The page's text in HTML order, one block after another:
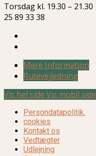
Torsdag kl. 19.30 – 21.30
25 89 33 38
Mere Information
Rutevejledning
Vis hel side Vis mobil side
Persondatapolitik.
cookies
Kontakt os
Vedtægter
Udlejning